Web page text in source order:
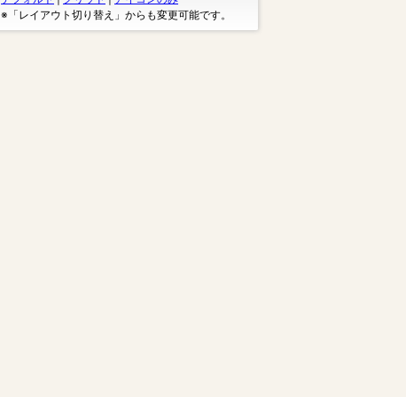
※「レイアウト切り替え」からも変更可能です。